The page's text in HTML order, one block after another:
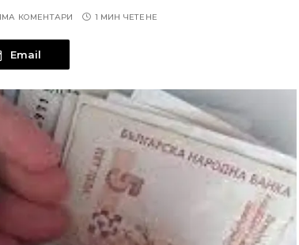
КОМЕНТАРИ 1 МИН ЧЕТЕНЕ
Email